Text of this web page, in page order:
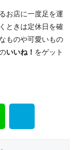
お店に一度足を運
ときは定休日を確
ものや可愛いもの
いいね！ をゲット